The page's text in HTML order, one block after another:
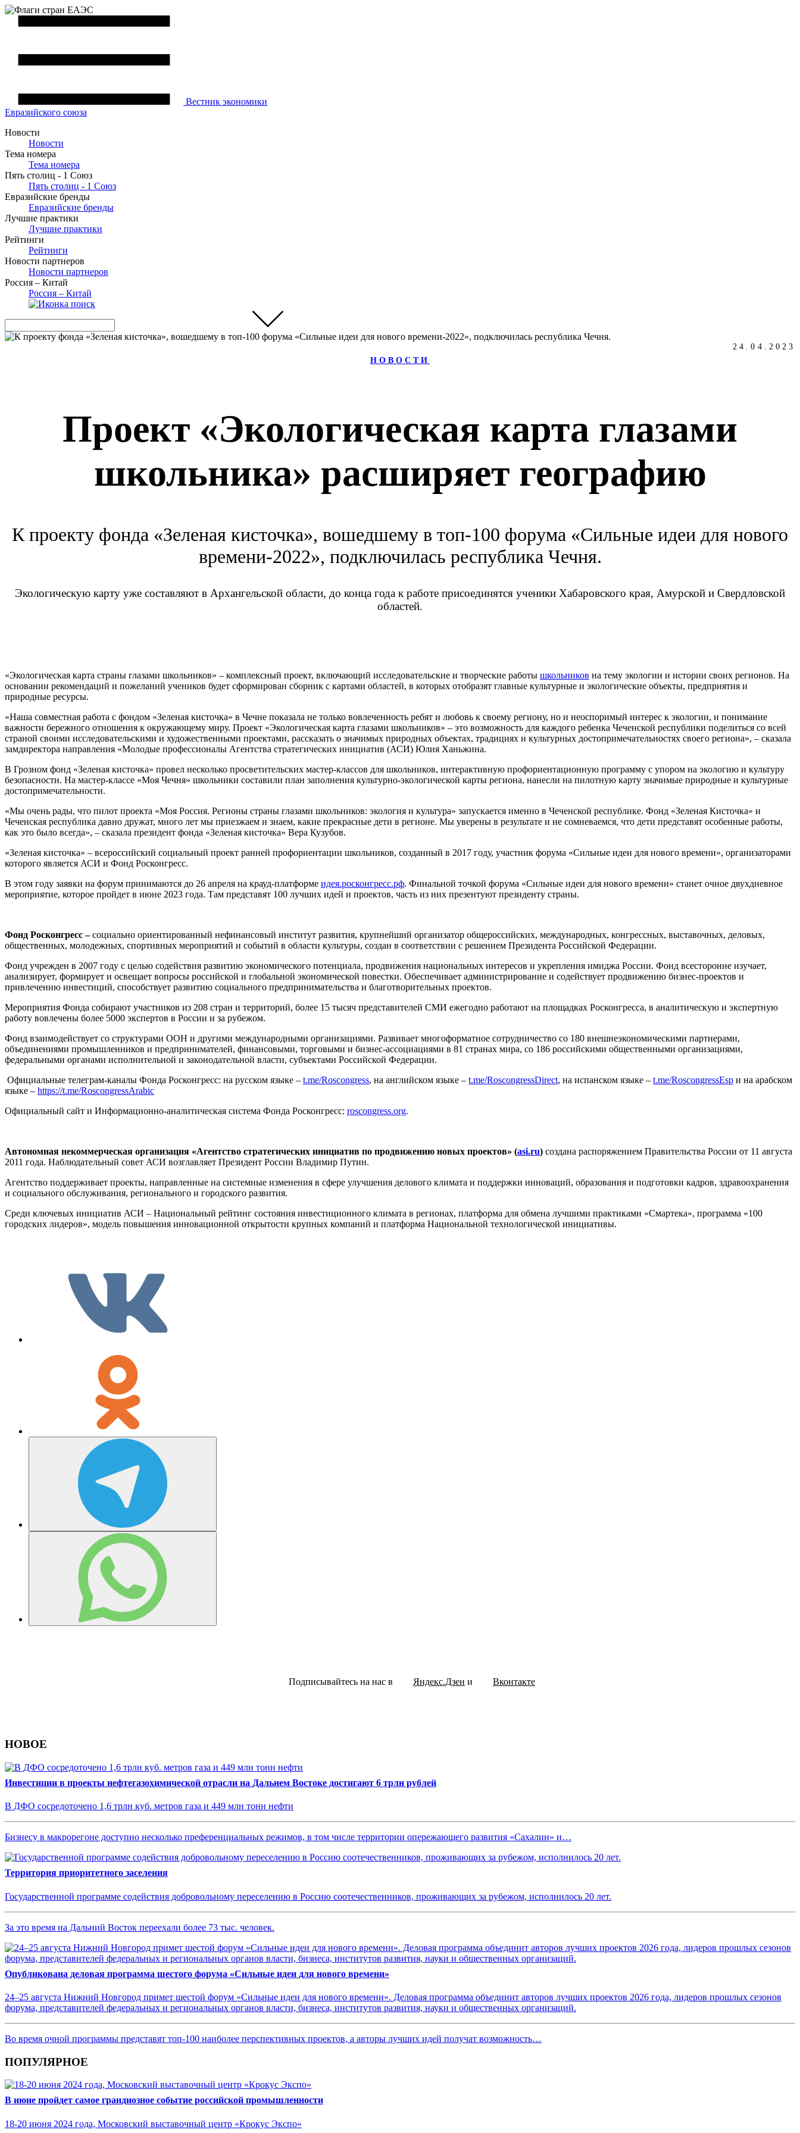
Вестник экономики
Евразийского союза
Новости
Новости
Тема номера
Тема номера
Пять столиц - 1 Союз
Пять столиц - 1 Союз
Евразийские бренды
Евразийские бренды
Лучшие практики
Лучшие практики
Рейтинги
Рейтинги
Новости партнеров
Новости партнеров
Россия – Китай
Россия – Китай
НОВОСТИ
24.04.2023
Проект «Экологическая карта глазами
школьника» расширяет географию
К проекту фонда «Зеленая кисточка», вошедшему в топ-100 форума «Сильные идеи для нового
времени-2022», подключилась республика Чечня.
Экологическую карту уже составляют в Архангельской области, до конца года к работе присоединятся ученики Хабаровского края, Амурской и Свердловской
областей.
«Экологическая карта страны глазами школьников» – комплексный проект, включающий исследовательские и творческие работы школьников на тему экологии и истории своих регионов. На
основании рекомендаций и пожеланий учеников будет сформирован сборник с картами областей, в которых отобразят главные культурные и экологические объекты, предприятия и
природные ресурсы.
«Наша совместная работа с фондом «Зеленая кисточка» в Чечне показала не только вовлеченность ребят и любовь к своему региону, но и неоспоримый интерес к экологии, и понимание
важности бережного отношения к окружающему миру. Проект «Экологическая карта глазами школьников» – это возможность для каждого ребенка Чеченской республики поделиться со всей
страной своими исследовательскими и художественными проектами, рассказать о значимых природных объектах, традициях и культурных достопримечательностях своего региона», – сказала
замдиректора направления «Молодые профессионалы Агентства стратегических инициатив (АСИ) Юлия Ханьжина.
В Грозном фонд «Зеленая кисточка» провел несколько просветительских мастер-классов для школьников, интерактивную профориентационную программу с упором на экологию и культуру
безопасности. На мастер-классе «Моя Чечня» школьники составили план заполнения культурно-экологической карты региона, нанесли на пилотную карту значимые природные и культурные
достопримечательности.
«Мы очень рады, что пилот проекта «Моя Россия. Регионы страны глазами школьников: экология и культура» запускается именно в Чеченской республике. Фонд «Зеленая Кисточка» и
Чеченская республика давно дружат, много лет мы приезжаем и знаем, какие прекрасные дети в регионе. Мы уверены в результате и не сомневаемся, что дети представят особенные работы,
как это было всегда», – сказала президент фонда «Зеленая кисточка» Вера Кузубов.
«Зеленая кисточка» – всероссийский социальный проект ранней профориентации школьников, созданный в 2017 году, участник форума «Сильные идеи для нового времени», организаторами
которого является АСИ и Фонд Росконгресс.
В этом году заявки на форум принимаются до 26 апреля на крауд-платформе идея.росконгресс.рф. Финальной точкой форума «Сильные идеи для нового времени» станет очное двухдневное
мероприятие, которое пройдет в июне 2023 года. Там представят 100 лучших идей и проектов, часть из них презентуют президенту страны.
Фонд Росконгресс –социально ориентированный нефинансовый институт развития, крупнейший организатор общероссийских, международных, конгрессных, выставочных, деловых,
общественных, молодежных, спортивных мероприятий и событий в области культуры, создан в соответствии с решением Президента Российской Федерации.
Фонд учрежден в 2007 году с целью содействия развитию экономического потенциала, продвижения национальных интересов и укрепления имиджа России. Фонд всесторонне изучает,
анализирует, формирует и освещает вопросы российской и глобальной экономической повестки. Обеспечивает администрирование и содействует продвижению бизнес-проектов и
привлечению инвестиций, способствует развитию социального предпринимательства и благотворительных проектов.
Мероприятия Фонда собирают участников из 208 стран и территорий, более 15 тысяч представителей СМИ ежегодно работают на площадках Росконгресса, в аналитическую и экспертную
работу вовлечены более 5000 экспертов в России и за рубежом.
Фонд взаимодействует со структурами ООН и другими международными организациями. Развивает многоформатное сотрудничество со 180 внешнеэкономическими партнерами,
объединениями промышленников и предпринимателей, финансовыми, торговыми и бизнес-ассоциациями в 81 странах мира, со 186 российскими общественными организациями,
федеральными органами исполнительной и законодательной власти, субъектами Российской Федерации.
Официальные телеграм-каналы Фонда Росконгресс: на русском языке – t.me/Roscongress, на английском языке – t.me/RoscongressDirect, на испанском языке – t.me/RoscongressEsp и на арабском
языке – https://t.me/RoscongressArabic
Официальный сайт и Информационно-аналитическая система Фонда Росконгресс: roscongress.org.
Автономная некоммерческая организация «Агентство стратегических инициатив по продвижению новых проектов» (asi.ru) создана распоряжением Правительства России от 11 августа
2011 года. Наблюдательный совет АСИ возглавляет Президент России Владимир Путин.
Агентство поддерживает проекты, направленные на системные изменения в сфере улучшения делового климата и поддержки инноваций, образования и подготовки кадров, здравоохранения
и социального обслуживания, регионального и городского развития.
Среди ключевых инициатив АСИ – Национальный рейтинг состояния инвестиционного климата в регионах, платформа для обмена лучшими практиками «Смартека», программа «100
городских лидеров», модель повышения инновационной открытости крупных компаний и платформа Национальной технологической инициативы.
Подписывайтесь на нас в Яндекс.Дзен и Вконтакте
НОВОЕ
Инвестиции в проекты нефтегазохимической отрасли на Дальнем Востоке достигают 6 трлн рублей
В ДФО сосредоточено 1,6 трлн куб. метров газа и 449 млн тонн нефти
Бизнесу в макрорегоне доступно несколько преференциальных режимов, в том числе территории опережающего развития «Сахалин» и…
Территория приоритетного заселения
Государственной программе содействия добровольному переселению в Россию соотечественников, проживающих за рубежом, исполнилось 20 лет.
За это время на Дальний Восток переехали более 73 тыс. человек.
Опубликована деловая программа шестого форума «Сильные идеи для нового времени»
24–25 августа Нижний Новгород примет шестой форум «Сильные идеи для нового времени». Деловая программа объединит авторов лучших проектов 2026 года, лидеров прошлых сезонов
форума, представителей федеральных и региональных органов власти, бизнеса, институтов развития, науки и общественных организаций.
Во время очной программы представят топ-100 наиболее перспективных проектов, а авторы лучших идей получат возможность…
ПОПУЛЯРНОЕ
В июне пройдет самое грандиозное событие российской промышленности
18-20 июня 2024 года, Московский выставочный центр «Крокус Экспо»